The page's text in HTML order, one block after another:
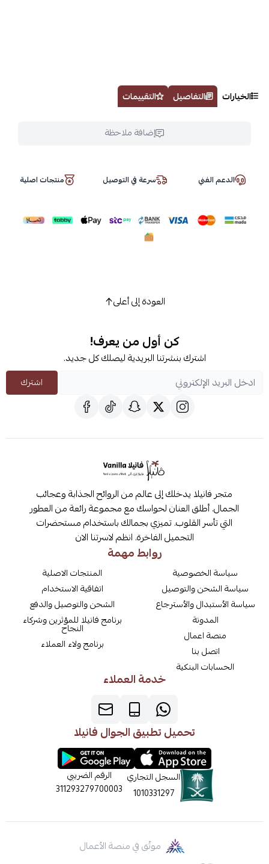
الخيارات التفاصيل التقييمات
إضافة ملاحظة
الدعم الفني سرعة في التوصيل منتجات اصلية
العودة إلى أعلى
كن أول من يعرف!
اشترك بنشرتنا البريدية ليصلك كل جديد.
اشترك
متجر فانيلا يدخلك إلى عالم من الروائح الجذابة وعجائب
الجمال. أطلق العنان لحواسك مع مجموعة رائعة من العطور
التي تأسر القلوب. تميزي بجمالك باستخدام مستحضرات
التجميل الفاخرة. انظم لاسرتنا الان
روابط مهمة
سياسة الخصوصية
سياسة الشحن والتوصيل
سياسة الأستبدال والأسترجاع
المدونة
منصة اعمال
اتصل بنا
الحسابات البنكية
المنتجات الاصلية
اتفاقية الاستخدام
الشحن والتوصيل والدفع
برنامج فانيلا للمؤثرين وشركاء
النجاح
برنامج ولاء العملاء
خدمة العملاء
تحميل تطبيق الجوال فانيلا
السجل التجاري
1010331297
الرقم الضريبي
311293279700003
موثّق في منصة الأعمال